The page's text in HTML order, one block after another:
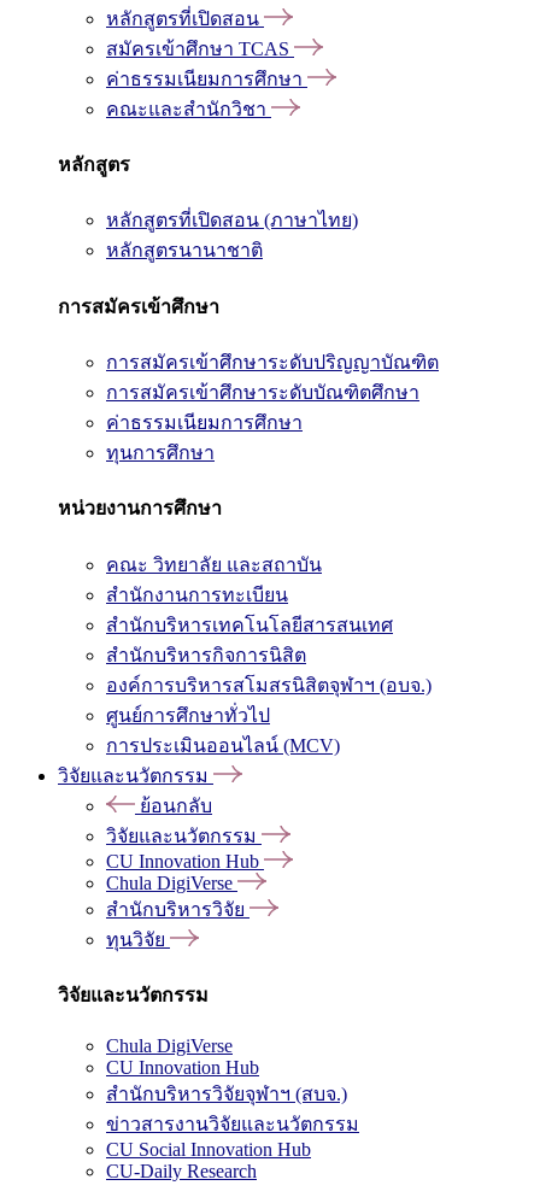
หลักสูตรที่เปิดสอน
สมัครเข้าศึกษา TCAS
ค่าธรรมเนียมการศึกษา
คณะและสำนักวิชา
หลักสูตร
หลักสูตรที่เปิดสอน (ภาษาไทย)
หลักสูตรนานาชาติ
การสมัครเข้าศึกษา
การสมัครเข้าศึกษาระดับปริญญาบัณฑิต
การสมัครเข้าศึกษาระดับบัณฑิตศึกษา
ค่าธรรมเนียมการศึกษา
ทุนการศึกษา
หน่วยงานการศึกษา
คณะ วิทยาลัย และสถาบัน
สำนักงานการทะเบียน
สำนักบริหารเทคโนโลยีสารสนเทศ
สำนักบริหารกิจการนิสิต
องค์การบริหารสโมสรนิสิตจุฬาฯ (อบจ.)
ศูนย์การศึกษาทั่วไป
การประเมินออนไลน์ (MCV)
วิจัยและนวัตกรรม
ย้อนกลับ
วิจัยและนวัตกรรม
CU Innovation Hub
Chula DigiVerse
สำนักบริหารวิจัย
ทุนวิจัย
วิจัยและนวัตกรรม
Chula DigiVerse
CU Innovation Hub
สำนักบริหารวิจัยจุฬาฯ (สบจ.)
ข่าวสารงานวิจัยและนวัตกรรม
CU Social Innovation Hub
CU-Daily Research